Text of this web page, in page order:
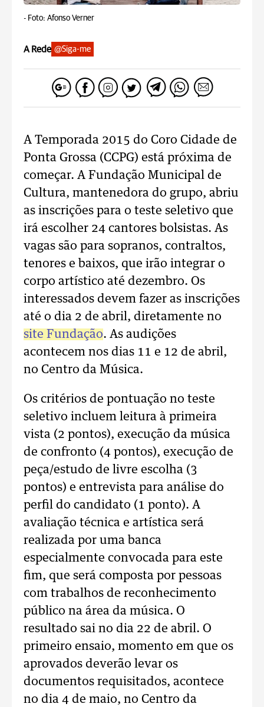
- Foto: Afonso Verner
A Rede @Siga-me
A Temporada 2015 do Coro Cidade de
Ponta Grossa (CCPG) está próxima de
começar. A Fundação Municipal de
Cultura, mantenedora do grupo, abriu
as inscrições para o teste seletivo que
irá escolher 24 cantores bolsistas. As
vagas são para sopranos, contraltos,
tenores e baixos, que irão integrar o
corpo artístico até dezembro. Os
interessados devem fazer as inscrições
até o dia 2 de abril, diretamente no
site Fundação. As audições
acontecem nos dias 11 e 12 de abril,
no Centro da Música.
Os critérios de pontuação no teste
seletivo incluem leitura à primeira
vista (2 pontos), execução da música
de confronto (4 pontos), execução de
peça/estudo de livre escolha (3
pontos) e entrevista para análise do
perfil do candidato (1 ponto). A
avaliação técnica e artística será
realizada por uma banca
especialmente convocada para este
fim, que será composta por pessoas
com trabalhos de reconhecimento
público na área da música. O
resultado sai no dia 22 de abril. O
primeiro ensaio, momento em que os
aprovados deverão levar os
documentos requisitados, acontece
no dia 4 de maio, no Centro da